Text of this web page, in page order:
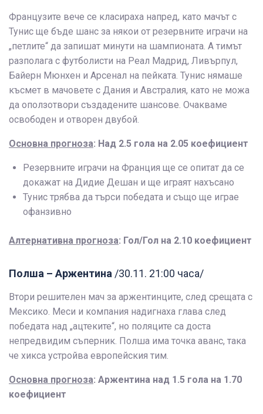
Французите вече се класираха напред, като мачът с
Тунис ще бъде шанс за някои от резервните играчи на
„петлите“ да запишат минути на шампионата. А тимът
разполага с футболисти на Реал Мадрид, Ливърпул,
Байерн Мюнхен и Арсенал на пейката. Тунис нямаше
късмет в мачовете с Дания и Австралия, като не можа
да оползотвори създадените шансове. Очакваме
освободен и отворен двубой.
Основна прогноза: Над 2.5 гола на 2.05 коефициент
Резервните играчи на Франция ще се опитат да се
докажат на Дидие Дешан и ще играят нахъсано
Тунис трябва да търси победата и също ще играе
офанзивно
Алтернативна прогноза: Гол/Гол на 2.10 коефициент
Полша – Аржентина /30.11. 21:00 часа/
Втори решителен мач за аржентинците, след срещата с
Мексико. Меси и компания надигнаха глава след
победата над „ацтеките“, но поляците са доста
непредвидим съперник. Полша има точка аванс, така
че хикса устройва европейския тим.
Основна прогноза: Аржентина над 1.5 гола на 1.70
коефициент